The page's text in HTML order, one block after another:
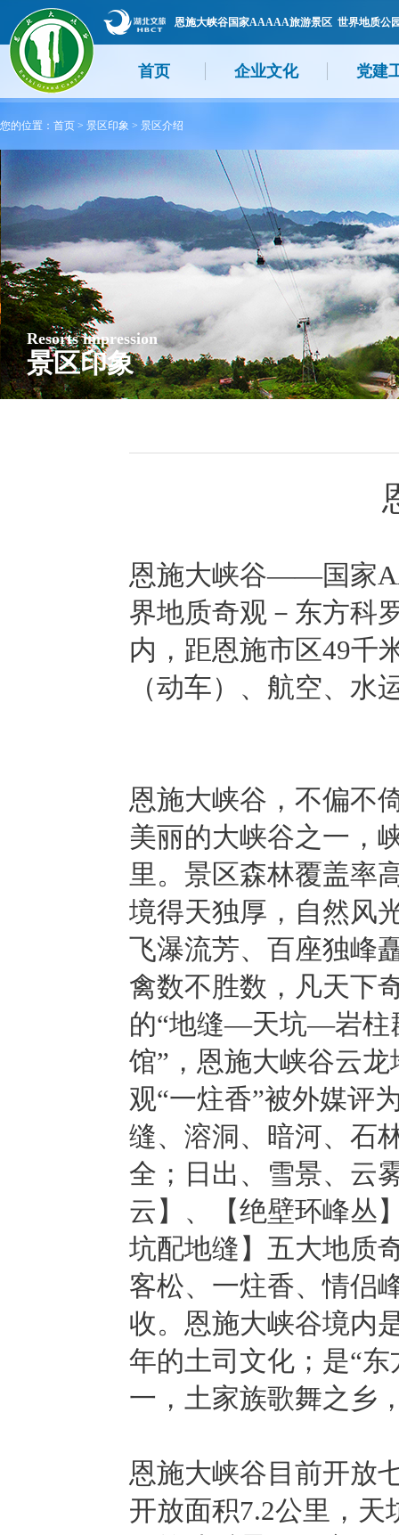
恩施大峡谷国家AAAAA旅游景区 世界地质公
首页 企业文化 党建
您的位置： 首页 > 景区印象 > 景区介绍
Resorts impression
景区印象
恩施大峡谷——国家
界地质奇观－东方科
内，距恩施市区49千
（动车）、航空、水
恩施大峡谷，不偏不
美丽的大峡谷之一，
里。景区森林覆盖率
境得天独厚，自然风
飞瀑流芳、百座独峰
禽数不胜数，凡天下
的“地缝—天坑—岩柱
馆”，恩施大峡谷云
观“一炷香”被外媒评
缝、溶洞、暗河、石
全；日出、雪景、云
云】、【绝壁环峰丛
坑配地缝】五大地质
客松、一炷香、情侣
收。恩施大峡谷境内
年的土司文化；是“
一，土家族歌舞之乡
恩施大峡谷目前开放
开放面积7.2公里，